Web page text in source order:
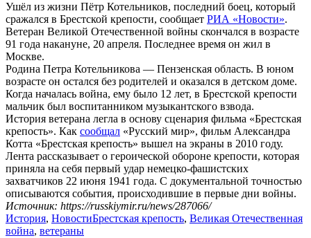
Ушёл из жизни Пётр Котельников, последний боец, который
сражался в Брестской крепости, сообщает РИА «Новости».
Ветеран Великой Отечественной войны скончался в возрасте
91 года накануне, 20 апреля. Последнее время он жил в
Москве.
Родина Петра Котельникова — Пензенская область. В юном
возрасте он остался без родителей и оказался в детском доме.
Когда началась война, ему было 12 лет, в Брестской крепости
мальчик был воспитанником музыкантского взвода.
История ветерана легла в основу сценария фильма «Брестская
крепость». Как сообщал «Русский мир», фильм Александра
Котта «Брестская крепость» вышел на экраны в 2010 году.
Лента рассказывает о героической обороне крепости, которая
приняла на себя первый удар немецко-фашистских
захватчиков 22 июня 1941 года. С документальной точностью
описываются события, происходившие в первые дни войны.
Источник: https://russkiymir.ru/news/287066/
История, НовостиБрестская крепость, Великая Отечественная
война, ветераны